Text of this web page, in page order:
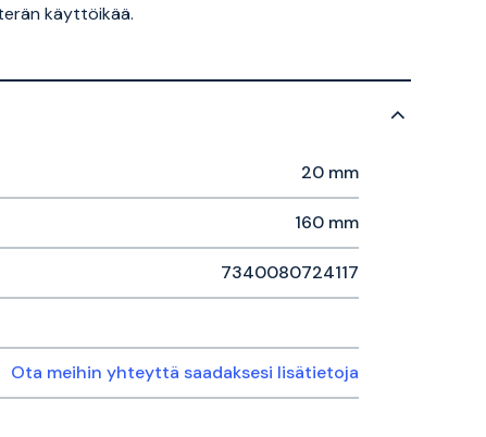
käyttöikää.
20 mm
160 mm
7340080724117
Ota meihin yhteyttä saadaksesi lisätietoja